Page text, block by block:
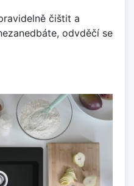
čištit a
odvděčí se